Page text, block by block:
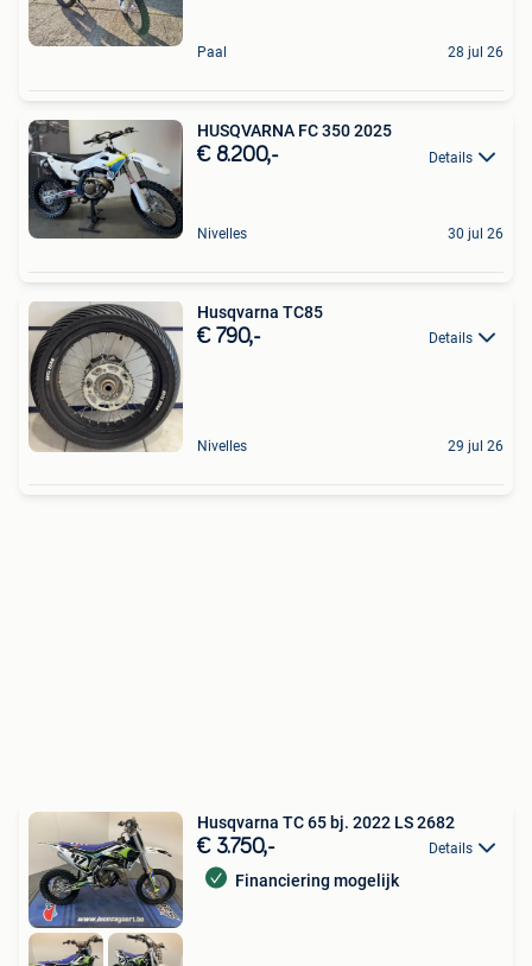
Paal 28 jul 26
HUSQVARNA FC 350 2025
€ 8.200,- Details
Nivelles 30 jul 26
Husqvarna TC85
€ 790,- Details
Nivelles 29 jul 26
Husqvarna TC 65 bj. 2022 LS 2682
€ 3.750,- Details
Financiering mogelijk